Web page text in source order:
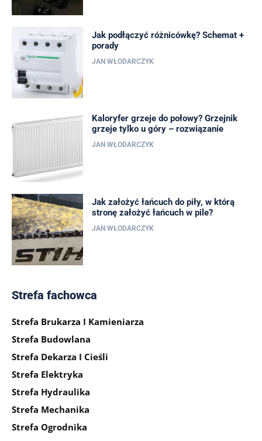
Jak podłączyć różnicówkę? Schemat +
porady
JAN WŁODARCZYK
Kaloryfer grzeje do połowy? Grzejnik
grzeje tylko u góry – rozwiązanie
JAN WŁODARCZYK
Jak założyć łańcuch do piły, w którą
stronę założyć łańcuch w pile?
JAN WŁODARCZYK
Strefa fachowca
Strefa Brukarza I Kamieniarza
Strefa Budowlana
Strefa Dekarza I Cieśli
Strefa Elektryka
Strefa Hydraulika
Strefa Mechanika
Strefa Ogrodnika